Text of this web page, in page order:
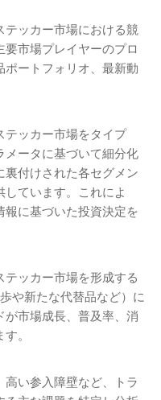
ッカー市場における競
市場プレイヤーのプロ
ートフォリオ、最新動
テッカー市場をタイプ
メータに基づいて細分化
裏付けされた各セグメン
しています。これによ
報に基づいた投資決定を
ッカー市場を形成する
や新たな代替品など）に
市場成長、普及率、消
。
い参入障壁など、トラ